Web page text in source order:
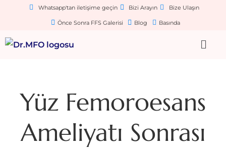
Whatsapp'tan iletişime geçin Bizi Arayın Bize Ulaşın
Önce Sonra FFS Galerisi Blog Basında
Yüz Femoroesans
Ameliyatı Sonrası